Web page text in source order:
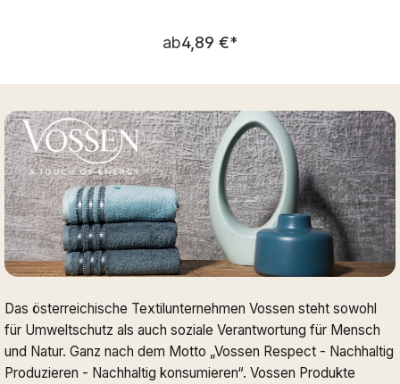
Regulärer Preis:
ab4,89 €*
Das österreichische Textilunternehmen Vossen steht sowohl
für Umweltschutz als auch soziale Verantwortung für Mensch
und Natur. Ganz nach dem Motto „Vossen Respect - Nachhaltig
Produzieren - Nachhaltig konsumieren“. Vossen Produkte